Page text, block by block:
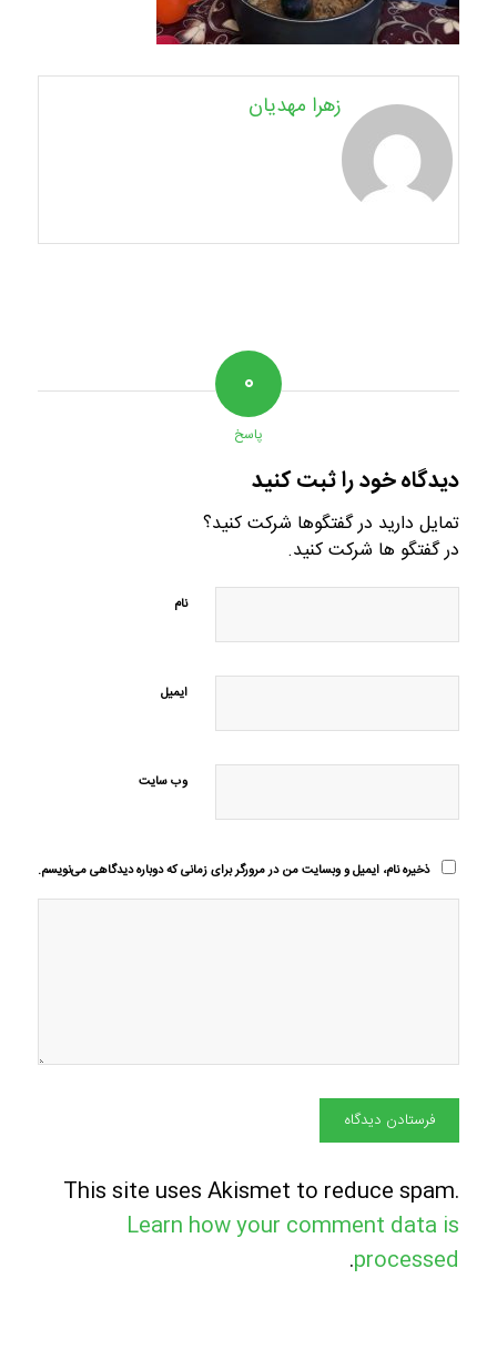
زهرا مهدیان
۰
پاسخ
دیدگاه خود را ثبت کنید
تمایل دارید در گفتگوها شرکت کنید؟
در گفتگو ها شرکت کنید.
نام
ایمیل
وب‌ سایت
ذخیره نام، ایمیل و وبسایت من در مرورگر برای زمانی که دوباره دیدگاهی می‌نویسم.
This site uses Akismet to reduce spam.
Learn how your comment data is
processed
.